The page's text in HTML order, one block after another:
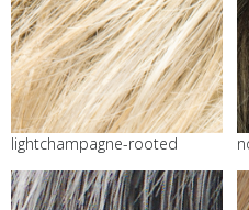
lightchampagne-rooted